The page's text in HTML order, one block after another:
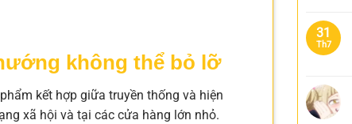
không thể bỏ lỡ
kết hợp giữa truyền thống và hiện
xã hội và tại các cửa hàng lớn nhỏ.
31
Th7